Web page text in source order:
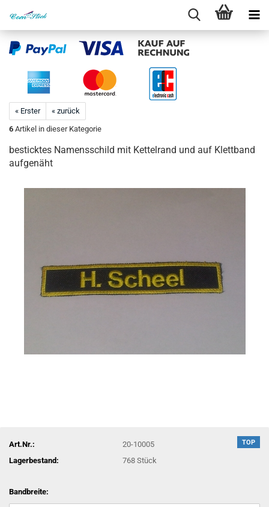
« Erster
« zurück
6 Artikel in dieser Kategorie
besticktes Namensschild mit Kettelrand und auf Klettband
aufgenäht
TOP
Art.Nr.:
20-10005
Lagerbestand:
768Stück
Bandbreite: